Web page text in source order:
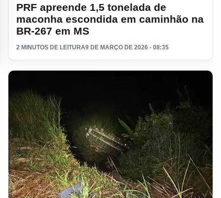
PRF apreende 1,5 tonelada de
maconha escondida em caminhão na
BR-267 em MS
2 MINUTOS DE LEITURA9 DE MARÇO DE 2026 - 08:35